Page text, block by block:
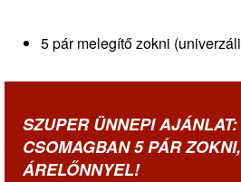
5 pár melegítő zokni
SZUPER ÜNNEPI
CSOMAGBAN 5 PÁR
ÁRELŐNNYEL!